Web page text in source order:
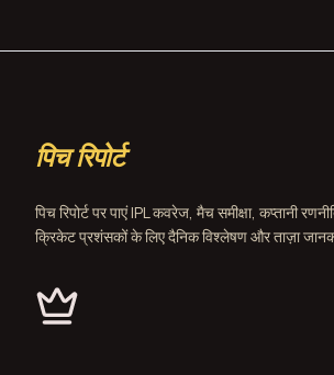
पिच रिपोर्ट
पिच रिपोर्ट पर पाएं IPL कवरेज, मैच समीक्षा, कप्तानी
क्रिकेट प्रशंसकों के लिए दैनिक विश्लेषण और ताज़ा